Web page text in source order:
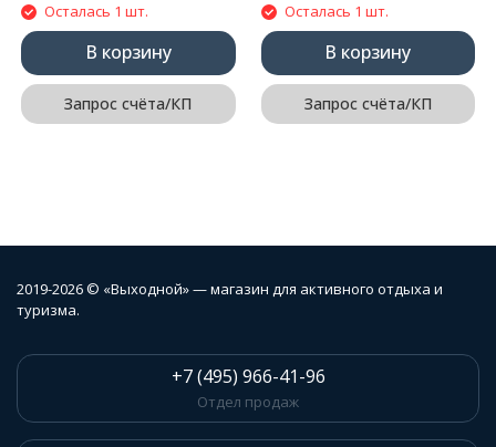
Осталась 1 шт.
В корзину
Запрос счёта/КП
Осталась 1 шт.
В корзину
Запрос счёта/КП
2019-2026 © «Выходной» — магазин для активного отдыха и
туризма.
+7 (495) 966-41-96
Отдел продаж